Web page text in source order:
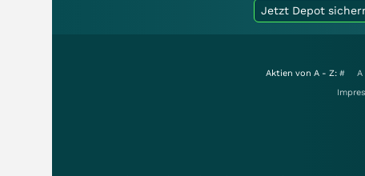
Jetzt Depot
Aktien von A - Z: # A